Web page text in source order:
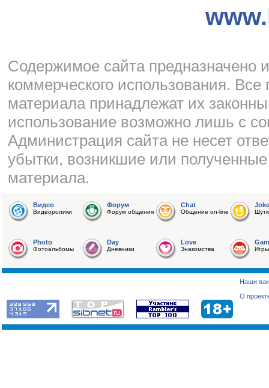
Cодержимое сайта предназначено
коммерческого использования.
материала принадлежат их
использование возможно лишь с
Администрация сайта не несет
убытки, возникшие или
материала.
Видео
Видеоролики
Форум
Форум общения
Chat
Общение on-line
Joke
Photo
Фотоальбомы
Day
Дневники
Love
Знакомства Игры
Наши
О